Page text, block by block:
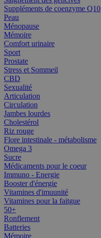
Suppléments de coenzyme Q10
Peau
Ménopause
Mémoire
Comfort urinaire
Sport
Prostate
Stress et Sommeil
CBD
Sexualité
Articulation
Circulation
Jambes lourdes
Cholestérol
Riz rouge
Flore intestinale - métabolisme
Omega 3
Sucre
Médicaments pour le coeur
Immuno - Energie
Booster d'énergie
Vitamines d'imuunité
Vitamines pour la faitgue
50+
Ronflement
Batteries
Mémoire